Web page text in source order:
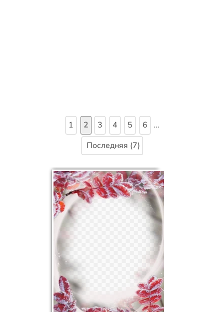
1 2 3 4 5 6
...
Последняя (7)